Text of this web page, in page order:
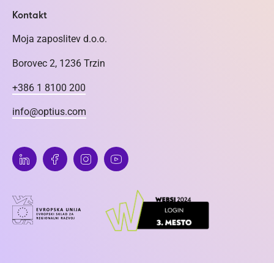
Kontakt
Moja zaposlitev d.o.o.
Borovec 2, 1236 Trzin
+386 1 8100 200
info@optius.com